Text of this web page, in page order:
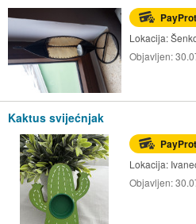
Lokacija:
Objavljen:
Kaktus svijećnjak
Lokacija:
Objavljen: